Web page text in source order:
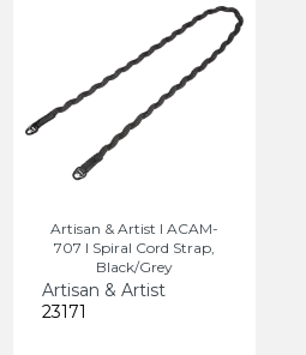
Artisan & Artist I ACAM-
707 I Spiral Cord Strap,
Black/Grey
Artisan & Artist
23171